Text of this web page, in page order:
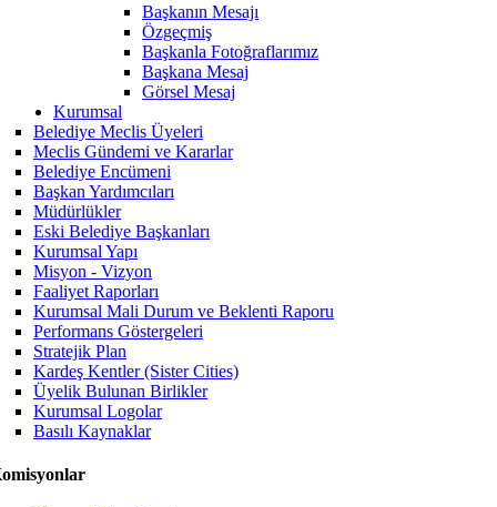
Başkanın Mesajı
Özgeçmiş
Başkanla Fotoğraflarımız
Başkana Mesaj
Görsel Mesaj
Kurumsal
Belediye Meclis Üyeleri
Meclis Gündemi ve Kararlar
Belediye Encümeni
Başkan Yardımcıları
Müdürlükler
Eski Belediye Başkanları
Kurumsal Yapı
Misyon - Vizyon
Faaliyet Raporları
Kurumsal Mali Durum ve Beklenti Raporu
Performans Göstergeleri
Stratejik Plan
Kardeş Kentler (Sister Cities)
Üyelik Bulunan Birlikler
Kurumsal Logolar
Basılı Kaynaklar